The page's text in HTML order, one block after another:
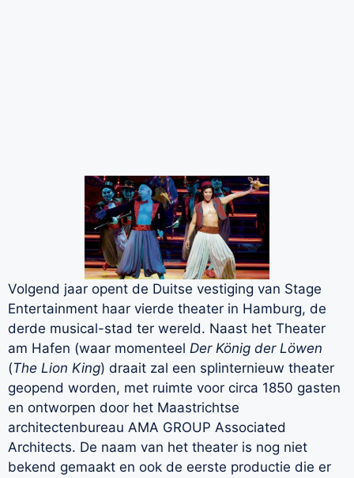
Volgend jaar opent de Duitse vestiging van Stage
Entertainment haar vierde theater in Hamburg, de
derde musical-stad ter wereld. Naast het Theater
am Hafen (waar momenteel Der König der Löwen
(The Lion King) draait zal een splinternieuw theater
geopend worden, met ruimte voor circa 1850 gasten
en ontworpen door het Maastrichtse
architectenbureau AMA GROUP Associated
Architects. De naam van het theater is nog niet
bekend gemaakt en ook de eerste productie die er